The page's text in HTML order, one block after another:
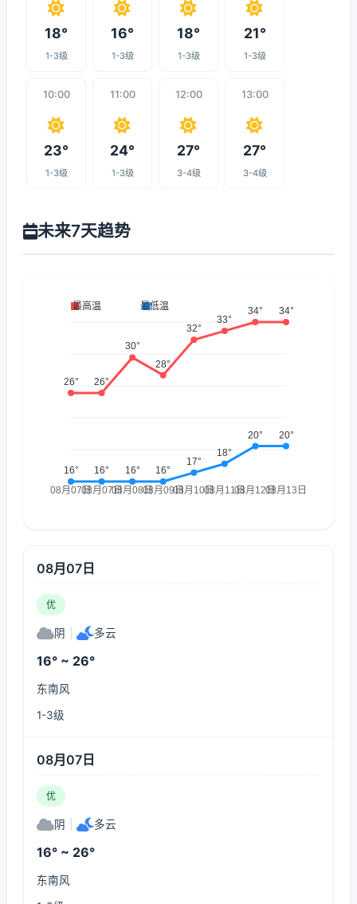
18°
1-3级
16°
1-3级
18°
1-3级
21°
1-3级
10:00
23°
1-3级
11:00
24°
1-3级
12:00
27°
3-4级
13:00
27°
3-4级
未来7天趋势
08月07日
优
阴 多云
16° ~ 26°
东南风
1-3级
08月07日
优
阴 多云
16° ~ 26°
东南风